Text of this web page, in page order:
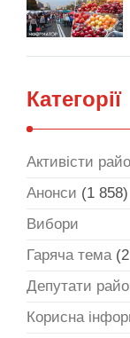
Категорії
Активісти
Анонси (1 858)
Вибори
Гаряча тема(2
Депутати
Корисна